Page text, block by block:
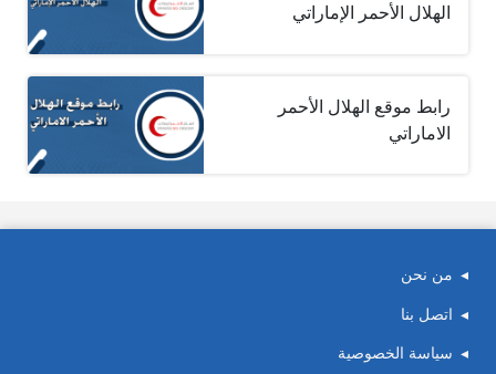
الهلال الأحمر الإماراتي
رابط موقع الهلال الأحمر
الاماراتي
من نحن
اتصل بنا
سياسة الخصوصية